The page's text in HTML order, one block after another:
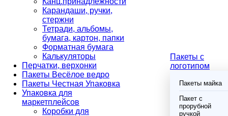
Карандаши, ручки,
стержни
Тетради, альбомы,
бумага, картон, папки
Форматная бумага
Калькуляторы
Перчатки, верхонки
Пакеты Весёлое ведро
Пакеты Честная Упаковка
Упаковка для
маркетплейсов
Коробки для
Пакеты с
логотипом
Пакеты майка
Пакет с
прорубной
ручкой